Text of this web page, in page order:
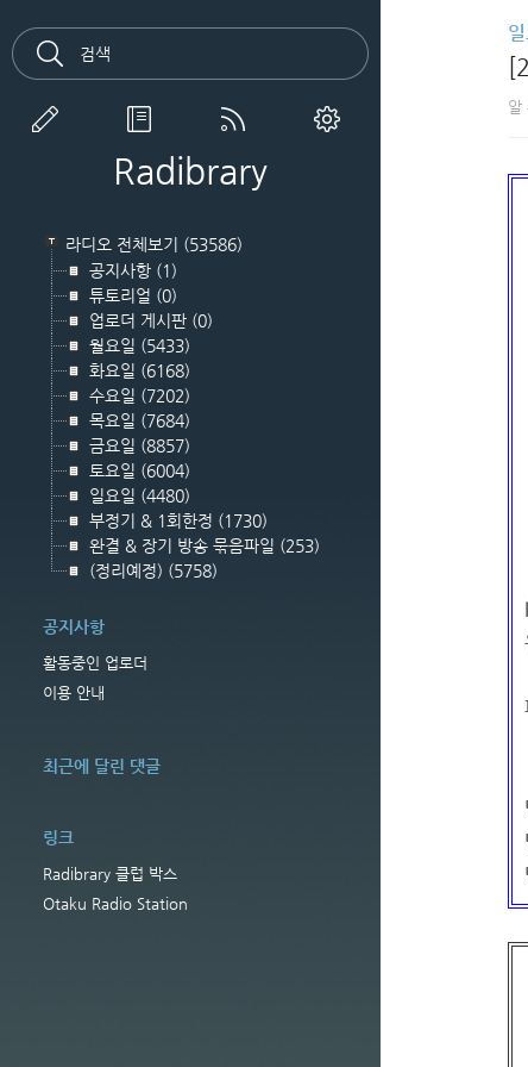
Radibrary
라디오 전체보기
(53586)
공지사항 (1)
튜토리얼 (0)
업로더 게시판 (0)
월요일 (5433)
화요일 (6168)
수요일 (7202)
목요일 (7684)
금요일 (8857)
토요일 (6004)
일요일 (4480)
부정기 & 1회한정 (1730)
완결 & 장기 방송 묶음파일 (253)
(정리예정) (5758)
공지사항
활동중인 업로더
이용 안내
최근에 달린 댓글
링크
Radibrary 클럽 박스
Otaku Radio Station
알